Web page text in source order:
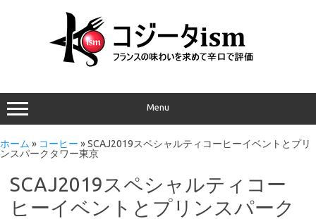
Menu
ホーム » コーヒー »SCAJ2019スペシャルティコーヒーイベントとプリ
ンスパークタワー東京
SCAJ2019スペシャルティコー
ヒーイベントとプリンスパーク